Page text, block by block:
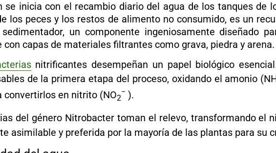
se inicia con el recambio diario del agua de los tanques de
los peces y los restos de alimento no consumido, es un
un componente ingeniosamente diseñado
capas de materiales filtrantes como grava, piedra y arena.
nitrificantes desempeñan un papel biológico
de la primera etapa del proceso, oxidando el amonio
convertirlos en nitrito (NO2
− ).
del género Nitrobacter toman el relevo, transformando el
asimilable y preferida por la mayoría de las plantas para su